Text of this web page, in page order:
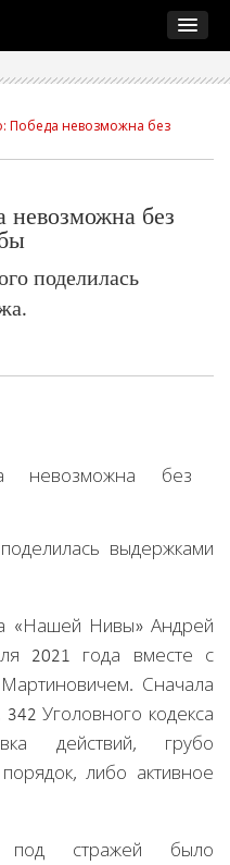
Победа невозможна без
без
поделилась
выдержками
«Нашей Нивы» Андрей
2021 года вместе с
Сначала
Уголовного кодекса
действий, грубо
либо активное
под стражей было